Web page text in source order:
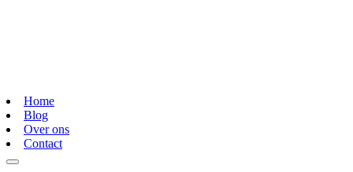
Home
Blog
Over ons
Contact